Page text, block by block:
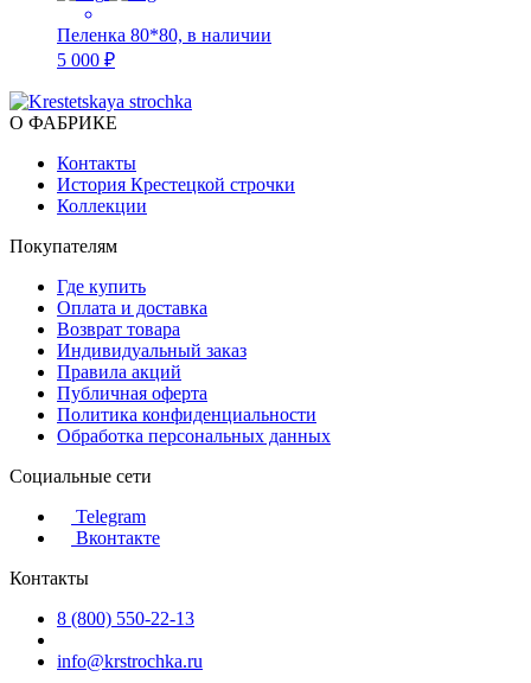
Пеленка 80*80, в наличии
5 000 ₽
О ФАБРИКЕ
Контакты
История Крестецкой строчки
Коллекции
Покупателям
Где купить
Оплата и доставка
Возврат товара
Индивидуальный заказ
Правила акций
Публичная оферта
Политика конфиденциальности
Обработка персональных данных
Социальные сети
Telegram
Вконтакте
Контакты
8 (800) 550-22-13
info@krstrochka.ru